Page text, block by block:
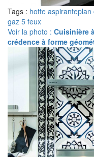
Tags : hotte aspiranteplan
gaz 5 feux
Voir la photo : Cuisinière
crédence à forme